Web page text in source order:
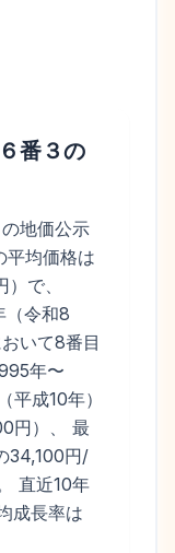
番３の
地価公示
平均価格は
で、
（令和8
いて8番目
年〜
成10年）
円）、 最
34,100円/
直近10年
成長率は